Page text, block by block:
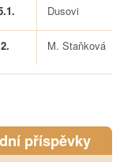
Dusovi
M. Staňková
příspěvky